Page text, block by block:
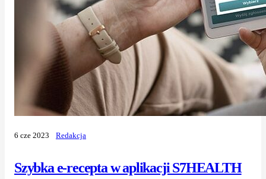
Szybka e-recepta w aplikacji S7HEALTH
6 cze 2023 Redakcja